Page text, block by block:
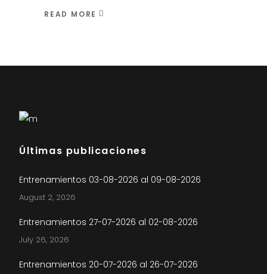
READ MORE
Últimas publicaciones
Entrenamientos 03-08-2026 al 09-08-2026
August 2, 2026
Entrenamientos 27-07-2026 al 02-08-2026
July 26, 2026
Entrenamientos 20-07-2026 al 26-07-2026